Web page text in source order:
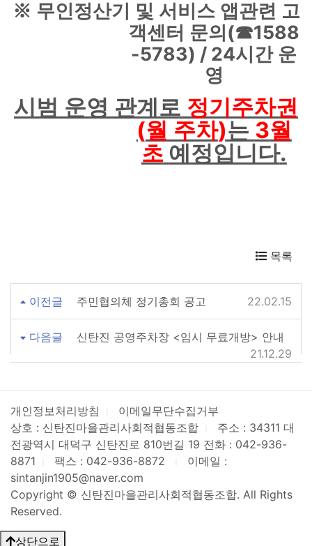
※ 무인정산기 및 서비스 앱관련 고
객센터 문의 (☎1588
-5783) / 24시간 운
영
시범 운영 관계로 정기주차권
(월 주차)는 3월
초 예정입니다.
목록
이전글 주민협의체 정기총회 공고 22.02.15
다음글
신탄진 공영주차장 <임시 무료개방> 안내
21.12.29
개인정보처리방침
이메일무단수집거부
상호 : 신탄진마을관리사회적협동조합
주소 : 34311 대
전광역시 대덕구 신탄진로 810번길 19 전화 : 042-936-
8871
팩스 : 042-936-8872
이메일 :
sintanjin1905@naver.com
Copyright © 신탄진마을관리사회적협동조합. All Rights
Reserved.
상단으로